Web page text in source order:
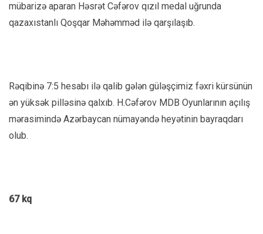
mübarizə aparan Həsrət Cəfərov qızıl medal uğrunda
qazaxıstanlı Qoşqar Məhəmməd ilə qarşılaşıb.
Rəqibinə 7:5 hesabı ilə qalib gələn güləşçimiz fəxri kürsünün
ən yüksək pilləsinə qalxıb. H.Cəfərov MDB Oyunlarının açılış
mərasimində Azərbaycan nümayəndə heyətinin bayraqdarı
olub.
67 kq